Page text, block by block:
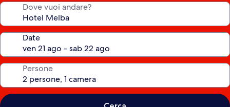
Dove vuoi andare?
Date
Persone